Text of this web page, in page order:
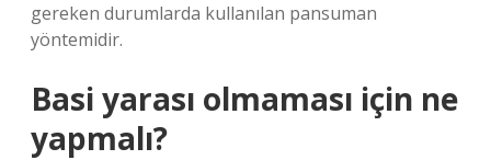
gereken durumlarda kullanılan pansuman
yöntemidir.
Basi yarası olmaması için ne
yapmalı?